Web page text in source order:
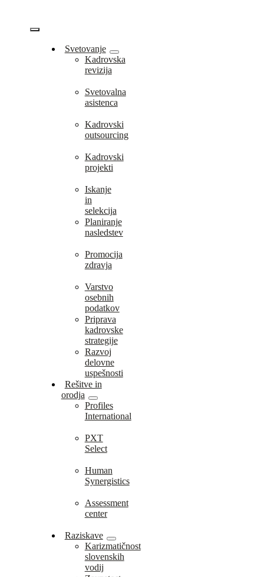
content
Vklopi/Izklopi
navigacijo
Svetovanje
Kadrovska
revizija
Svetovalna
asistenca
Kadrovski
outsourcing
Kadrovski
projekti
Iskanje
in
selekcija
Planiranje
nasledstev
Promocija
zdravja
Varstvo
osebnih
podatkov
Priprava
kadrovske
strategije
Razvoj
delovne
uspešnosti
Rešitve in
orodja
Profiles
International
PXT
Select
Human
Synergistics
Assessment
center
Raziskave
Karizmatičnost
slovenskih
vodij